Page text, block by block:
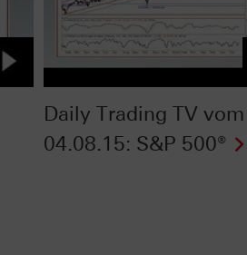
Daily Trading TV vom
04.08.15: S&P 500®